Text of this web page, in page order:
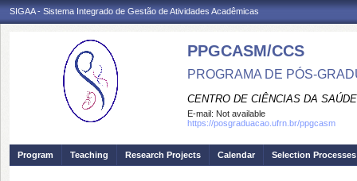
SIGAA - Sistema Integrado de Gestão de Atividades Acadêmicas
PPGCASM/CCS
PROGRAMA DE PÓS-
CENTRO DE CIÊNCIAS DA SAÚDE
E-mail: Not available
https://posgraduacao.ufrn.br/ppgcasm
Program Teaching Research Projects Calendar Selection Processes